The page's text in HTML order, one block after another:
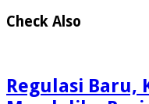
Check Also
Regulasi Baru,